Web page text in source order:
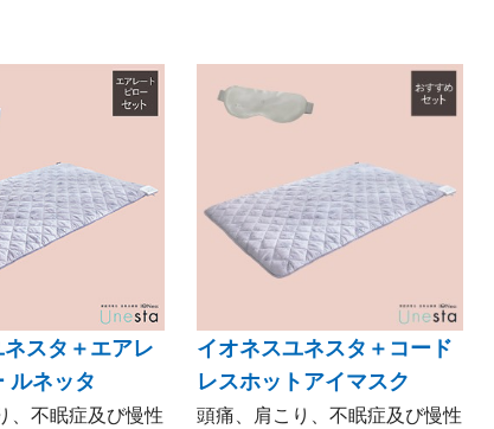
スタ＋エアレ
ルネッタ
、不眠症及び慢性
イオネスユネスタ＋コード
レスホットアイマスク
頭痛、肩こり、不眠症及び慢性